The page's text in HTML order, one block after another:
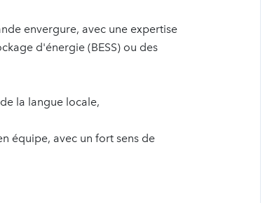
envergure, avec une expertise
d'énergie (BESS) ou des
la langue locale,
équipe, avec un fort sens de